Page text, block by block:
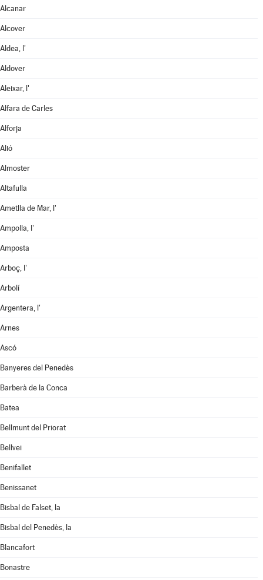
Alcanar
Alcover
Aldea, l'
Aldover
Aleixar, l'
Alfara de Carles
Alforja
Alió
Almoster
Altafulla
Ametlla de Mar, l'
Ampolla, l'
Amposta
Arboç, l'
Arbolí
Argentera, l'
Arnes
Ascó
Banyeres del Penedès
Barberà de la Conca
Batea
Bellmunt del Priorat
Bellvei
Benifallet
Benissanet
Bisbal de Falset, la
Bisbal del Penedès, la
Blancafort
Bonastre